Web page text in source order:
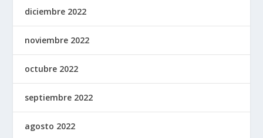
diciembre 2022
noviembre 2022
octubre 2022
septiembre 2022
agosto 2022